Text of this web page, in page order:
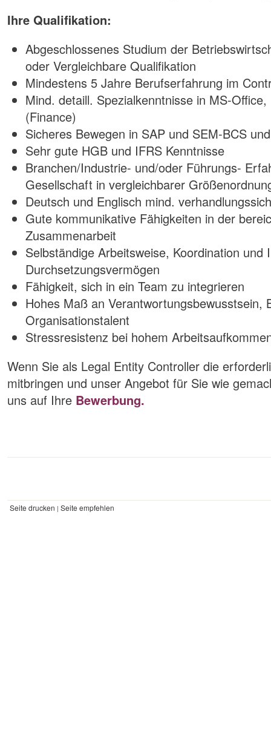
Ihre Qualifikation:
Abgeschlossenes Studium der
oder Vergleichbare Qualifikation
Mindestens 5 Jahre Berufserfahrung im
Mind. detaill. Spezialkenntnisse in MS-
(Finance)
Sicheres Bewegen in SAP und SEM-BCS
Sehr gute HGB und IFRS Kenntnisse
Branchen/Industrie- und/oder Führungs-
Gesellschaft in vergleichbarer
Deutsch und Englisch mind.
Gute kommunikative Fähigkeiten in der
Zusammenarbeit
Selbständige Arbeitsweise, Koordination und
Durchsetzungsvermögen
Fähigkeit, sich in ein Team zu integrieren
Hohes Maß an Verantwortungsbewusstsein,
Organisationstalent
Stressresistenz bei hohem
Wenn Sie als Legal Entity Controller die
mitbringen und unser Angebot für Sie wie
uns auf Ihre Bewerbung.
Seite drucken | Seite empfehlen